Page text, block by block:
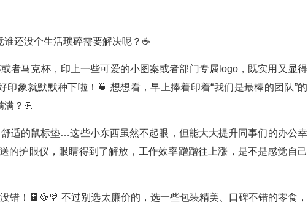
还没个生活琐碎需要解决呢？☕
者马克杯，印上一些可爱的小图案或者部门专属logo，既实用又显得
印象就默默种下啦！🍵 想想看，早上捧着印着“我们是最棒的团队”的
满？💪
适的鼠标垫…这些小东西虽然不起眼，但能大大提升同事们的办公幸
的护眼仪，眼睛得到了解放，工作效率蹭蹭往上涨，是不是感觉自己
错！🍫🍪🍭 不过别选太廉价的，选一些包装精美、口碑不错的零食，